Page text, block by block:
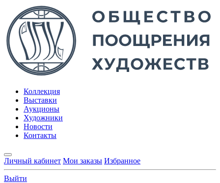
Коллекция
Выставки
Аукционы
Художники
Новости
Контакты
Личный кабинет Мои заказы Избранное
Выйти